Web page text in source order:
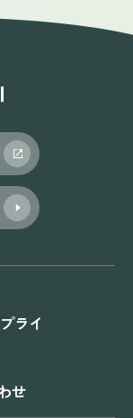
ライ
せ